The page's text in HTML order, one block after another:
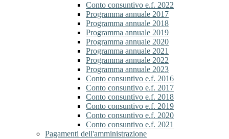
Conto consuntivo e.f. 2022
Programma annuale 2017
Programma annuale 2018
Programma annuale 2019
Programma annuale 2020
Programma annuale 2021
Programma annuale 2022
Programma annuale 2023
Conto consuntivo e.f. 2016
Conto consuntivo e.f. 2017
Conto consuntivo e.f. 2018
Conto consuntivo e.f. 2019
Conto consuntivo e.f. 2020
Conto consuntivo e.f. 2021
Pagamenti dell'amministrazione